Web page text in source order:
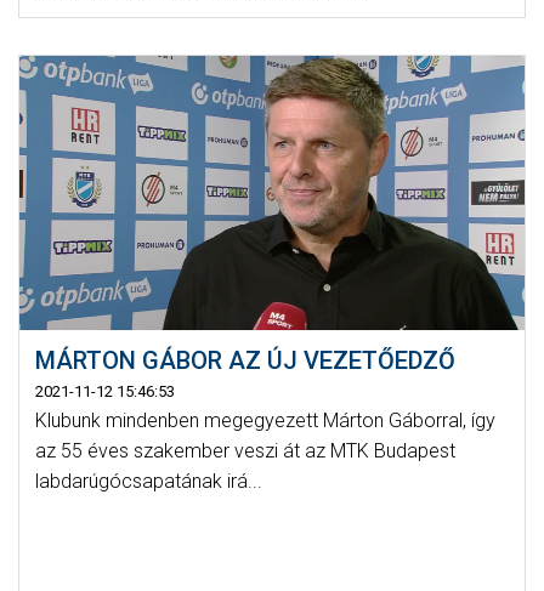
MÁRTON GÁBOR AZ ÚJ VEZETŐEDZŐ
2021-11-12 15:46:53
Klubunk mindenben megegyezett Márton Gáborral, így
az 55 éves szakember veszi át az MTK Budapest
labdarúgócsapatának irá...